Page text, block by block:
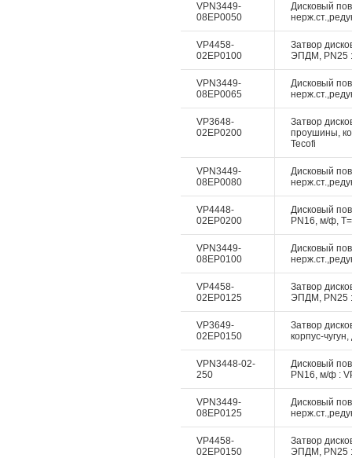
VPN3449-
08EP0050
Дисковый
VP4458-
02EP0100
Затвор
ЭПДМ, PN25 :
VPN3449-
08EP0065
Дисковый
VP3648-
02EP0200
Затвор
проушины,
Tecofi
VPN3449-
08EP0080
Дисковый
VP4448-
02EP0200
Дисковый
PN16, м/ф,
VPN3449-
08EP0100
Дисковый
VP4458-
02EP0125
Затвор
ЭПДМ, PN25 :
VP3649-
02EP0150
Затвор
корпус-
VPN3448-02-
250
Дисковый
PN16, м/ф :
VPN3449-
08EP0125
Дисковый
VP4458-
02EP0150
Затвор
ЭПДМ, PN25 :